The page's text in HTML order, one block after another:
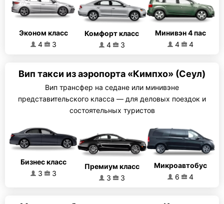
Эконом класс
4
3
Комфорт класс
4
3
Минивэн 4 пас
4
4
Вип такси из аэропорта «Кимпхо» (Сеул)
Вип трансфер на седане или минивэне
представительского класса — для деловых поездок и
состоятельных туристов
Бизнес класс
3
3
Премиум класс
3
3
Микроавтобус
6
4